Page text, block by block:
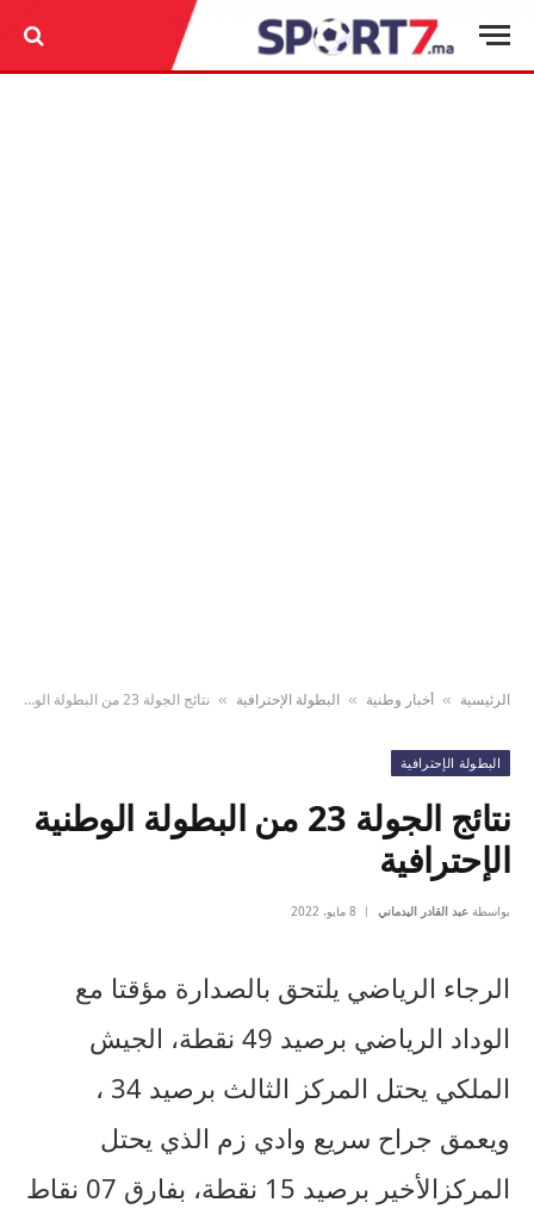
الرئيسية » أخبار وطنية » البطولة الإحترافية » نتائج الجولة 23 من البطولة الوطنية الإحترافية
البطولة الإحترافية
نتائج الجولة 23 من البطولة الوطنية
الإحترافية
بواسطة عبد القادر اليدماني 8 مايو، 2022
الرجاء الرياضي يلتحق بالصدارة مؤقتا مع
الوداد الرياضي برصيد 49 نقطة، الجيش
الملكي يحتل المركز الثالث برصيد 34 ،
ويعمق جراح سريع وادي زم الذي يحتل
المركزالأخير برصيد 15 نقطة، بفارق 07 نقاط